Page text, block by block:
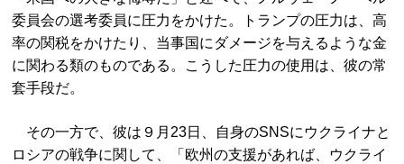
委員会の選考委員に圧力をかけた。トランプの圧力は、高
率の関税をかけたり、当事国にダメージを与えるような金
に関わる類のものである。こうした圧力の使用は、彼の常
套手段だ。
その一方で、彼は９月23日、自身のSNSにウクライナと
ロシアの戦争に関して、「欧州の支援があれば、ウクライ